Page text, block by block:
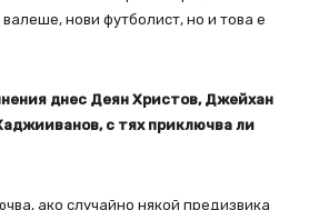
нови футболист, но и това е
днес Деян Христов, Джейхан
с тях приключва ли
ако случайно някой предизвика